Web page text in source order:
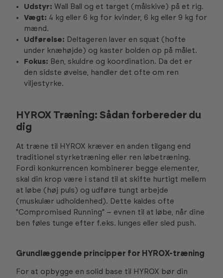
Udstyr: Wall Ball
og et target (målskive) på et rig.
Vægt: 4 kg eller 6 kg for kvinder, 6 kg eller 9 kg for
mænd.
Udførelse: Deltageren laver en squat (hofte
under knæhøjde) og kaster bolden op på målet.
Fokus: Ben, skuldre og koordination. Da det er
den sidste øvelse, handler det ofte om ren
viljestyrke.
HYROX Træning: Sådan forbereder du
dig
At træne til HYROX kræver en anden tilgang end
traditionel styrketræning eller ren løbetræning.
Fordi konkurrencen kombinerer begge elementer,
skal din krop være i stand til at skifte hurtigt mellem
at løbe (høj puls) og udføre tungt arbejde
(muskulær udholdenhed). Dette kaldes ofte
"Compromised Running" – evnen til at løbe, når dine
ben føles tunge efter f.eks. lunges eller sled push.
Grundlæggende principper for HYROX-træning
For at opbygge en solid base til HYROX bør din